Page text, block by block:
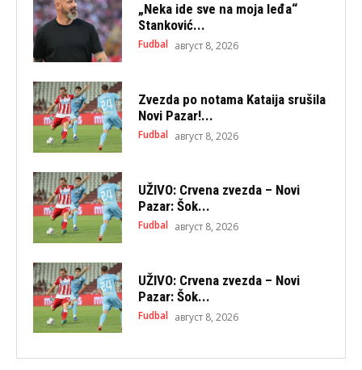
„Neka ide sve na moja leđa“
Stanković...
Fudbal август 8, 2026
Zvezda po notama Kataija srušila
Novi Pazar!...
Fudbal август 8, 2026
UŽIVO: Crvena zvezda – Novi
Pazar: Šok...
Fudbal август 8, 2026
UŽIVO: Crvena zvezda – Novi
Pazar: Šok...
Fudbal август 8, 2026